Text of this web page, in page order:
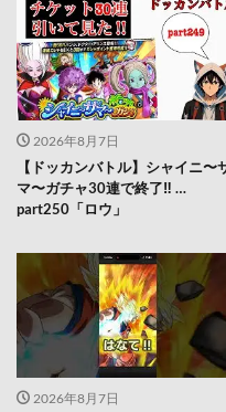
2026年8月7日
【ドッカンバトル】シャイニ〜
マ〜ガチャ30連で終了‼︎ …
part250「ロウ」
2026年8月7日